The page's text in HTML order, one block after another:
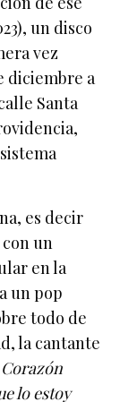
un disco
vez
diciembre a
Santa
es decir
un
en la
un pop
todo de
la cantante
Corazón
lo estoy